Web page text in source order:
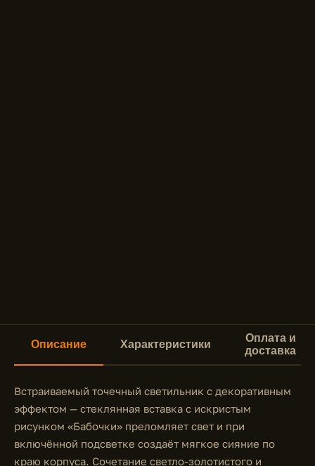
Описание Характеристики
Оплата и
доставка
Встраиваемый точечный светильник с декоративным
эффектом — стеклянная вставка с искристым
рисунком «Бабочки» преломляет свет и при
включённой подсветке создаёт мягкое сияние по
краю корпуса. Сочетание светло-золотистого и